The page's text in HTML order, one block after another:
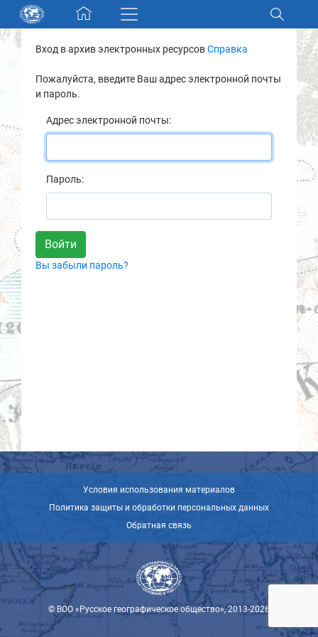
Skip navigation
Разделы и коллекции
Электронный каталог
Новости
О нас
Контакты
Партнеры
Вход в архив электронных ресурсовСправка
Пожалуйста, введите Ваш адрес электронной почты
и пароль.
Адрес электронной почты:
Пароль:
Вы забыли пароль?
Условия использования материалов
Политика защиты и обработки персональных данных
Обратная связь
© ВОО «Русское географическое общество», 2013-2026